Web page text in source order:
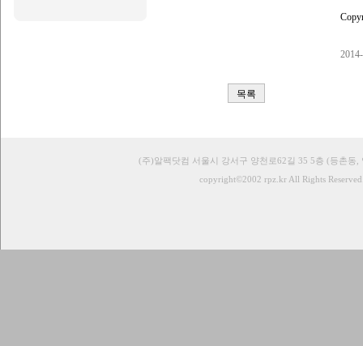
목록
(주)알팩닷컴 서울시 강서구 양천로62길 35 5층 (등촌동,
copyright©2002 rpz.kr All Rights